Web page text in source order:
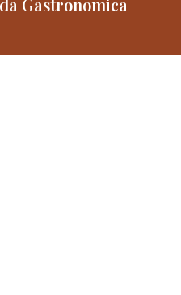
Gastronomica